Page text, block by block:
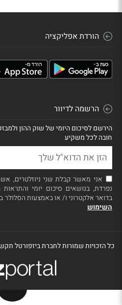
הורדת אפליקציה
הרשמה לדיוור
הירשם לסיכום היומי של שוק ההון
חובה לכל משקיע
אני מאשר קבלת שני ניוזלטרים,
נפרדת, בנושאים סיכום יומי והתראות
בדואר אלקטרוני ו/ או באמצעות הסלולר
השימוש
כל הזכויות שמורות לחברת ביזפורטל